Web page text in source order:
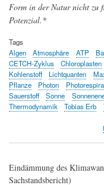
Form in der Natur nicht zu
Potenzial.*
Tags
Algen
Atmosphäre ATP
CETCH-Zyklus
Chloroplasten
Kohlenstoff
Lichtquanten
Pflanze
Photon
Sauerstoff
Sonne
Thermodynamik
Tobias Erb
Eindämmung des
Sachstandsbericht)